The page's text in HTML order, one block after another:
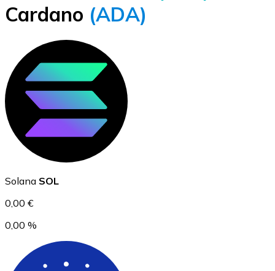
BTC
Ethereum
ETH
Cardano (ADA)
Solana SOL
0,00 €
0,00 %